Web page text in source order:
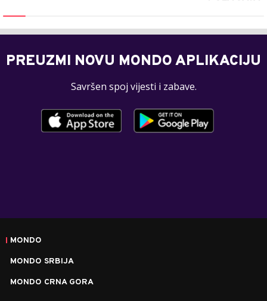
PREUZMI NOVU MONDO APLIKACIJU
Savršen spoj vijesti i zabave.
MONDO
MONDO SRBIJA
MONDO CRNA GORA